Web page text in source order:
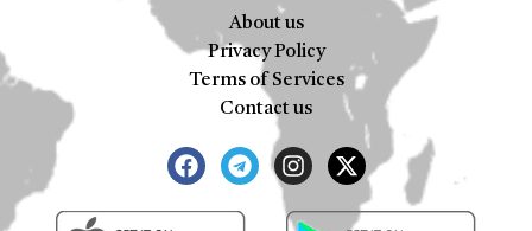
About us
Privacy Policy
Terms of Services
Contact us